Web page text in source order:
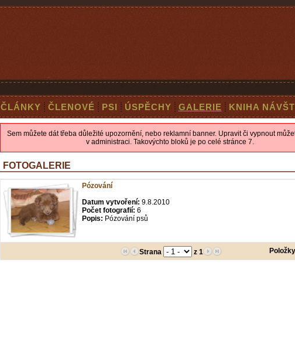
ČLÁNKY ČLENOVÉ PSI ÚSPĚCHY GALERIE KNIHA
Sem můžete dát třeba důležité upozornění, nebo reklamní banner. Upravit či vypnout
v administraci. Takovýchto bloků je po celé stránce 7.
FOTOGALERIE
Pózování
Datum vytvoření: 9.8.2010
Počet fotografií: 6
Popis: Pózování psů
Strana z 1